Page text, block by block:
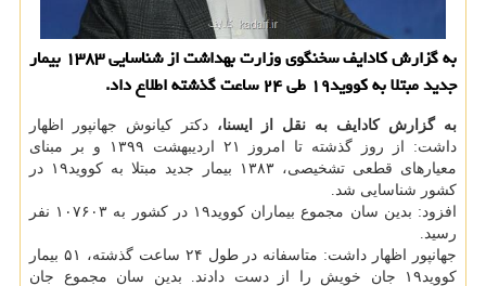
به گزارش كادایف سخنگوی وزارت بهداشت از شناسایی ۱۳۸۳ بیمار
جدید مبتلا به كووید۱۹ طی ۲۴ ساعت گذشته اطلاع داد.
به گزارش کادایف به نقل از ایسنا، دکتر کیانوش جهانپور اظهار
داشت: از روز گذشته تا امروز ۲۱ اردیبهشت ۱۳۹۹ و بر مبنای
معیارهای قطعی تشخیصی، ۱۳۸۳ بیمار جدید مبتلا به کووید۱۹ در
کشور شناسایی شد.
افزود: بدین سان مجموع بیماران کووید۱۹ در کشور به ۱۰۷۶۰۳ نفر
رسید.
جهانپور اظهار داشت: متاسفانه در طول ۲۴ ساعت گذشته، ۵۱ بیمار
کووید۱۹ جان خویش را از دست دادند. بدین سان مجموع جان